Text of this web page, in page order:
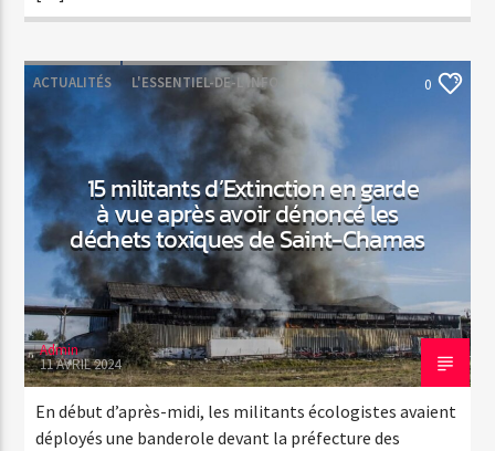
ACTUALITÉS L'ESSENTIEL-DE-L'INFO 0
15 militants d’Extinction en garde
à vue après avoir dénoncé les
déchets toxiques de Saint-Chamas
Admin
11 AVRIL 2024
En début d’après-midi, les militants écologistes avaient
déployés une banderole devant la préfecture des